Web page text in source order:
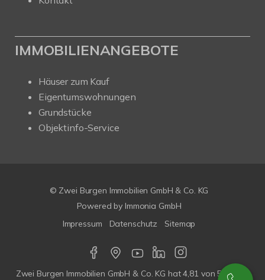
IMMOBILIENANGEBOTE
Häuser zum Kauf
Eigentumswohnungen
Grundstücke
Objektinfo-Service
© Zwei Burgen Immobilien GmbH & Co. KG
Powered by Immonia GmbH
Impressum
Datenschutz Sitemap
Zwei Burgen Immobilien GmbH & Co. KG hat4,81 von5Sterne